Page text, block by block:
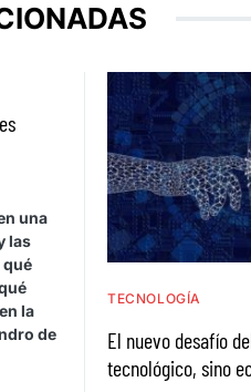
una
las
la
de
TECNOLOGÍA
El nuevo desafío
tecnológico, sino